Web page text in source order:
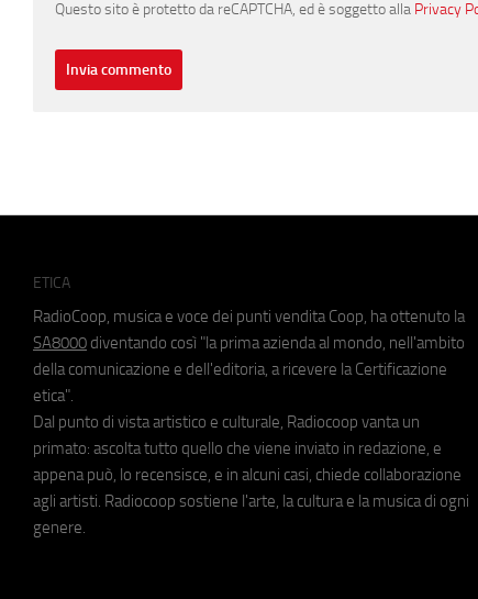
Questo sito è protetto da reCAPTCHA, ed è soggetto alla Privacy
ETICA
RadioCoop, musica e voce dei punti vendita Coop, ha ottenuto la
SA8000 diventando così "la prima azienda al mondo, nell'ambito
della comunicazione e dell'editoria, a ricevere la Certificazione
etica".
Dal punto di vista artistico e culturale, Radiocoop vanta un
primato: ascolta tutto quello che viene inviato in redazione, e
appena può, lo recensisce, e in alcuni casi, chiede collaborazione
agli artisti. Radiocoop sostiene l'arte, la cultura e la musica di ogni
genere.